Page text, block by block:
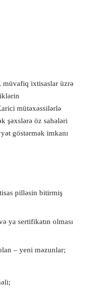
ixtisaslar üzrə
mütəxəssilərlə
şəxslərə öz sahələri
göstərmək imkanı
pilləsin bitirmiş
ya sertifikatın olması
– yeni məzunlar;